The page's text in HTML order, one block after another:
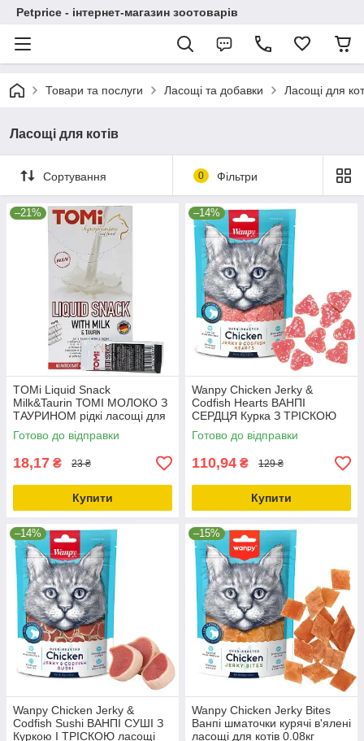
Petprice - інтернет-магазин зоотоварів
Товари та послуги Ласощі та добавки Ласощі для
Ласощі для котів
Сортування 0 Фільтри
–21%
TOMi Liquid Snack
Milk&Taurin ТОМІ МОЛОКО З
ТАУРИНОМ рідкі ласощі для
котів
Готово до відправки
18,17 ₴ 23 ₴
Купити
–14%
Wanpy Chicken Jerky &
Codfish Hearts ВАНПІ
СЕРДЦЯ Курка З ТРІСКОЮ
ласощі для котів 0.08кг
Готово до відправки
110,94 ₴ 129 ₴
Купити
–14%
Wanpy Chicken Jerky &
Codfish Sushi ВАНПІ СУШІ З
Куркою І ТРІСКОЮ ласощі
–15%
Wanpy Chicken Jerky Bites
Ванпі шматочки курячі в'ялені
ласощі для котів 0.08кг